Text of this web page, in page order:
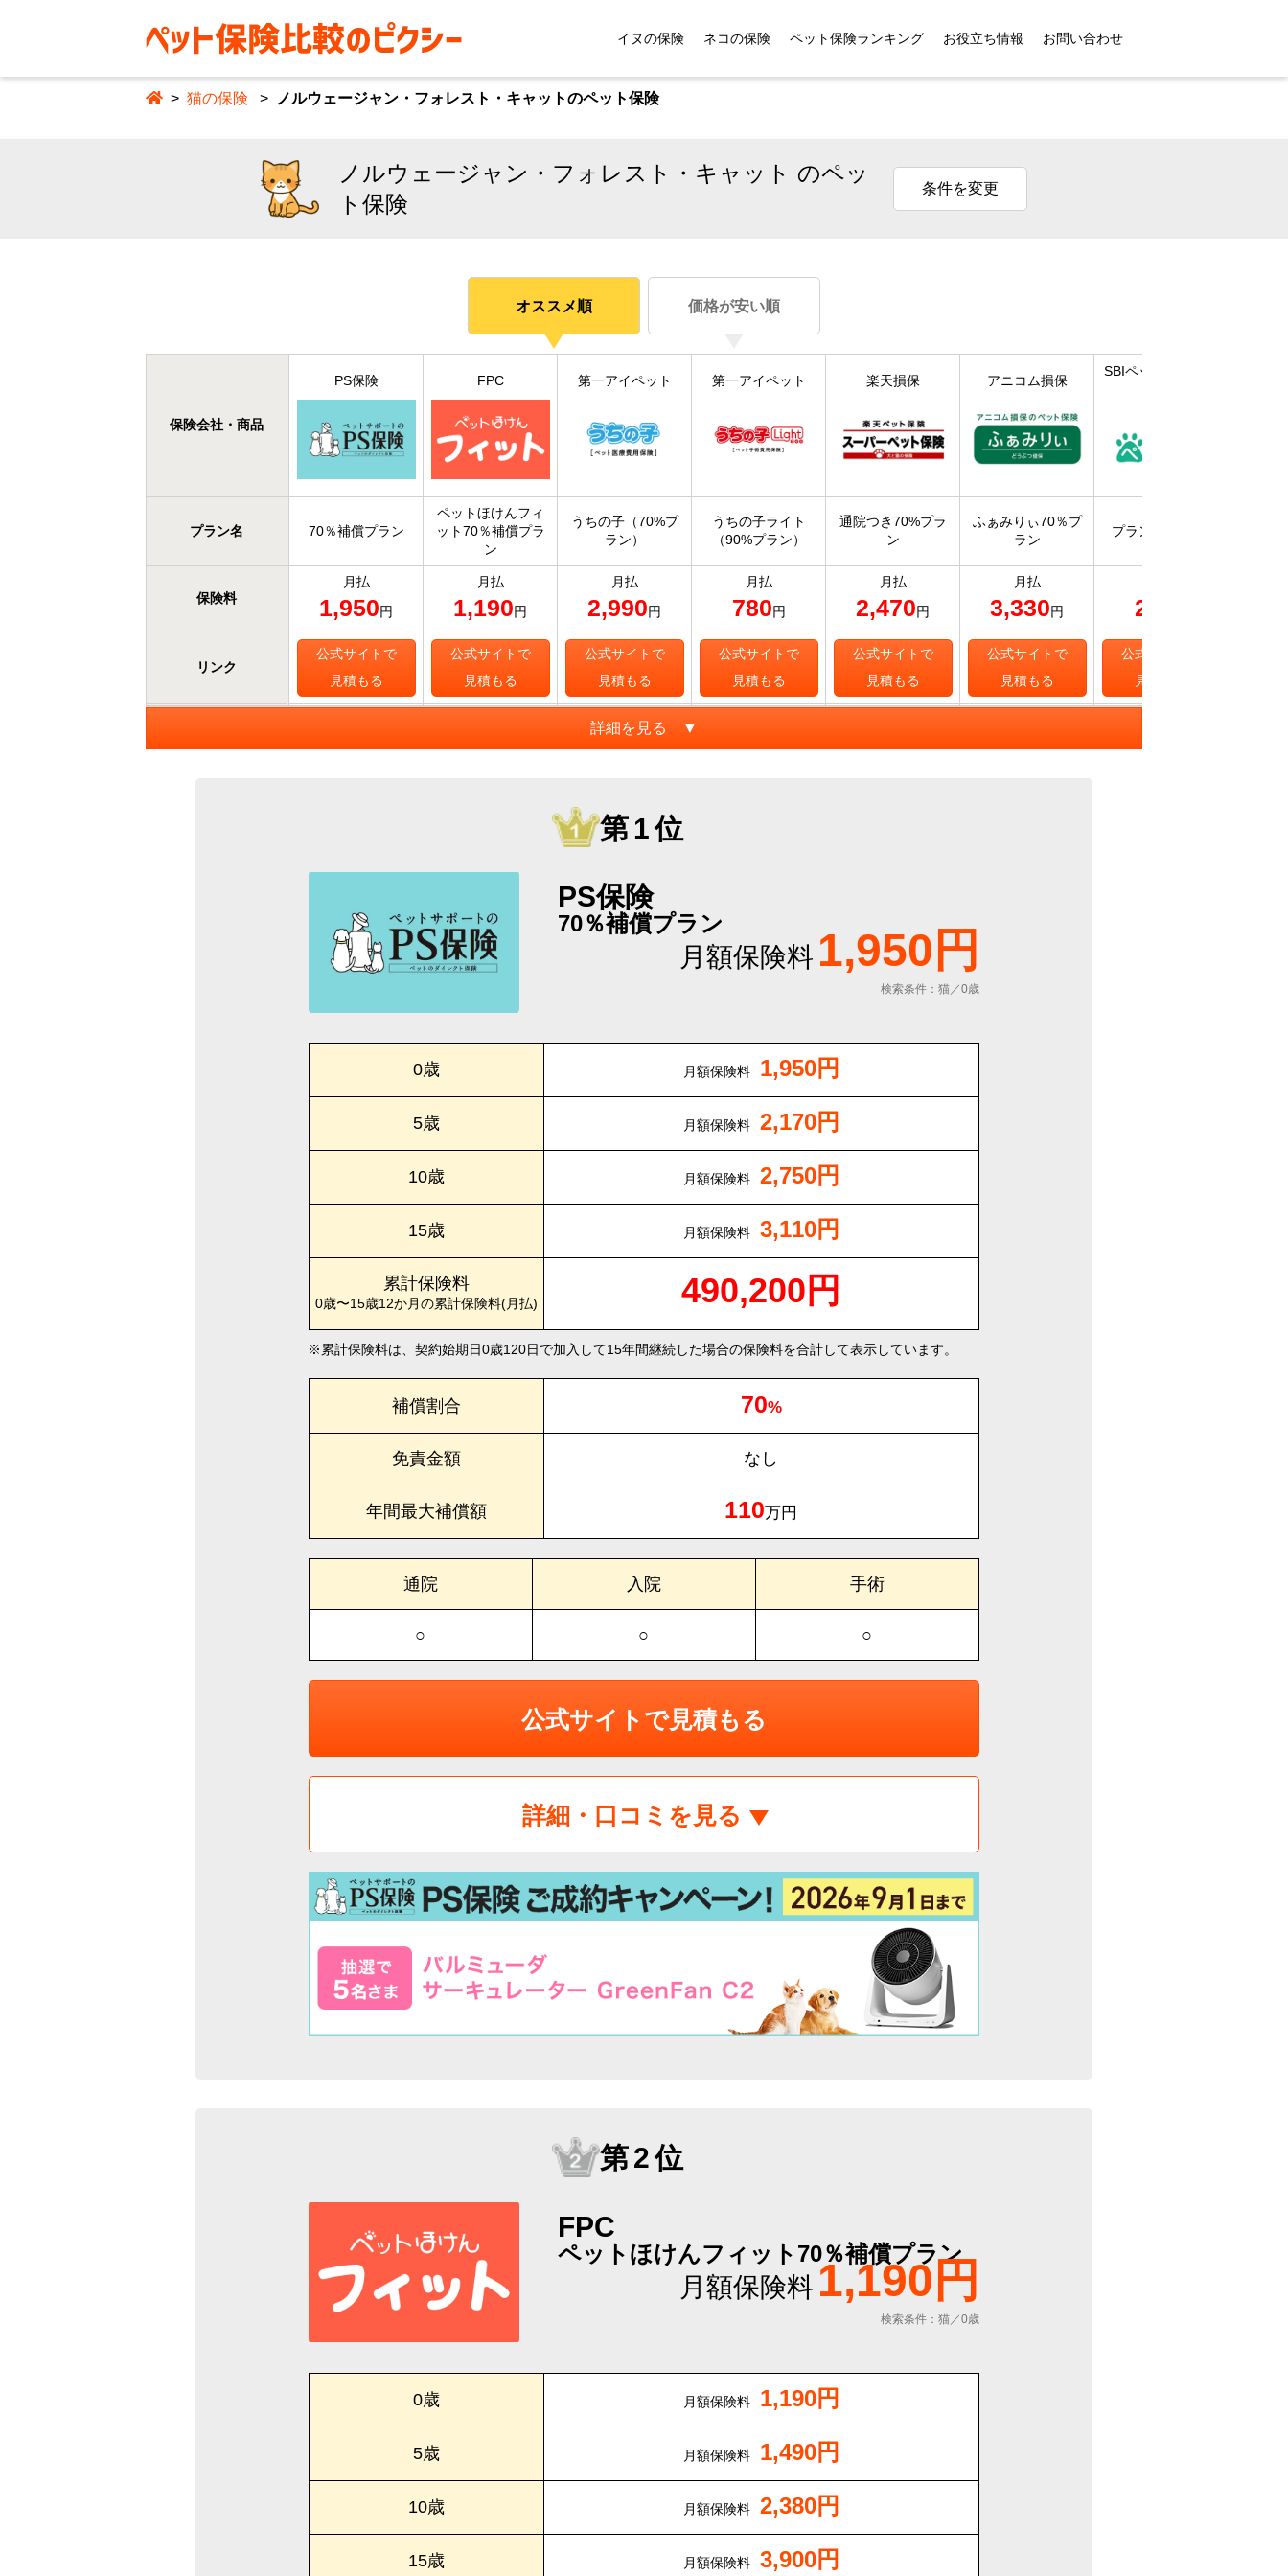
イヌの保険 ネコの保険 ペット保険ランキング お役立ち情報 お問い合わせ
猫の保険 ノルウェージャン・フォレスト・キャットのペット保険
ノルウェージャン・フォレスト・キャット のペッ
ト保険
条件を変更
オススメ順 価格が安い順
保険会社・商品
PS保険 FPC 第一アイペット 第一アイペット 楽天損保 アニコム損保
SBIペット少額短期
プラン名 70％補償プラン
ペットほけんフィ
ット70％補償プラ
ン
うちの子（70%プ
ラン）
うちの子ライト
（90%プラン）
通院つき70%プラ
ン
ふぁみりぃ70％プ
ラン
プラン70 ライト
保険料
月払
1,950円
月払
1,190円
月払
2,990円
月払
780円
月払
2,470円
月払
3,330円 243
リンク
公式サイトで
見積もる
公式サイトで
見積もる
公式サイトで
見積もる
公式サイトで
見積もる
公式サイトで
見積もる
公式サイトで
見積もる
公式サイトで
見積もる
詳細を見る ▼
第1位
PS保険
70％補償プラン
月額保険料 1,950円
検索条件：猫／0歳
0歳 月額保険料 1,950円
5歳 月額保険料 2,170円
10歳 月額保険料 2,750円
15歳 月額保険料 3,110円
累計保険料
0歳〜15歳12か月 の累計保険料(月払) 490,200円
累計保険料は、契約始期日0歳120日で加入して15年間継続した場合の保険料を合計して表示しています。
補償割合 70%
免責金額 なし
年間最大補償額 110万円
通院 入院 手術
○ ○ ○
公式サイトで見積もる
詳細・口コミを見る
第2位
FPC
ペットほけんフィット70％補償プラン
月額保険料 1,190円
検索条件：猫／0歳
0歳 月額保険料 1,190円
5歳 月額保険料 1,490円
10歳 月額保険料 2,380円
15歳 月額保険料 3,900円